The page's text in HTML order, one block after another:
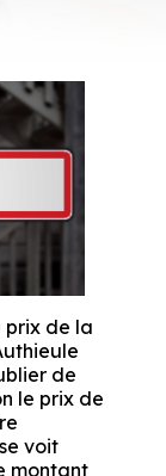
prix de la
de
le prix de
voit
montant